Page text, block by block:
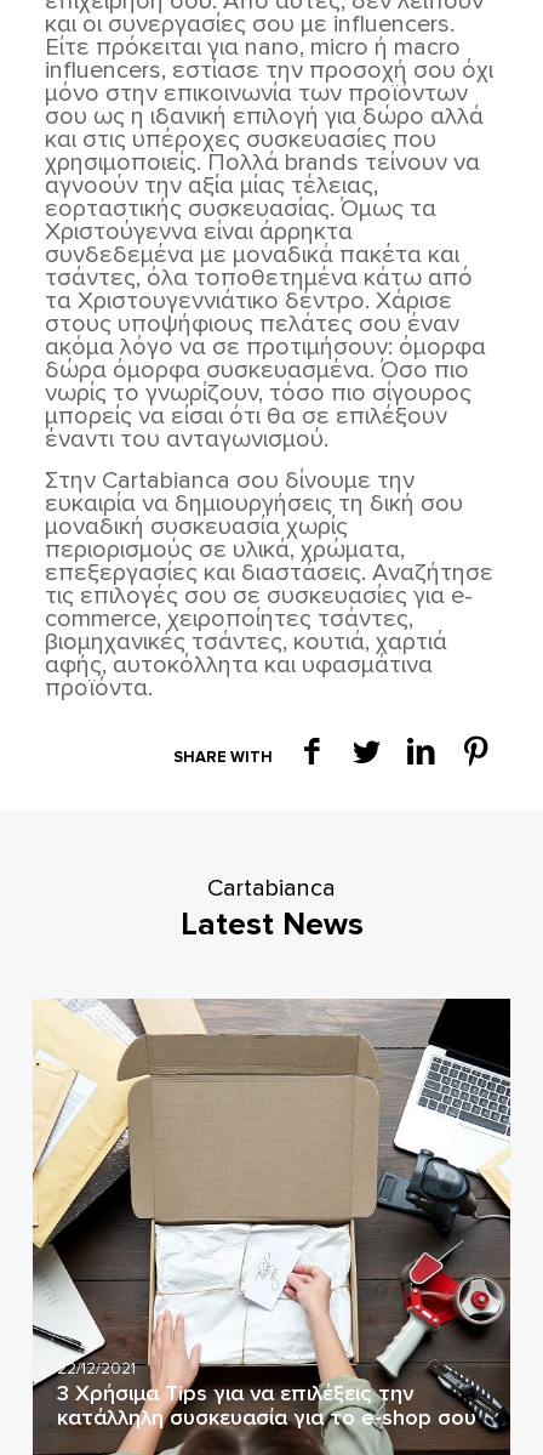
και οι συνεργασίες σου με influencers.
Είτε πρόκειται για nano, micro ή macro
influencers, εστίασε την προσοχή σου όχι
μόνο στην επικοινωνία των προϊόντων
σου ως η ιδανική επιλογή για δώρο αλλά
και στις υπέροχες συσκευασίες που
χρησιμοποιείς. Πολλά brands τείνουν να
αγνοούν την αξία μίας τέλειας,
εορταστικής συσκευασίας. Όμως τα
Χριστούγεννα είναι άρρηκτα
συνδεδεμένα με μοναδικά πακέτα και
τσάντες, όλα τοποθετημένα κάτω από
τα Χριστουγεννιάτικο δέντρο. Χάρισε
στους υποψήφιους πελάτες σου έναν
ακόμα λόγο να σε προτιμήσουν: όμορφα
δώρα όμορφα συσκευασμένα. Όσο πιο
νωρίς το γνωρίζουν, τόσο πιο σίγουρος
μπορείς να είσαι ότι θα σε επιλέξουν
έναντι του ανταγωνισμού.
Στην Cartabianca σου δίνουμε την
ευκαιρία να δημιουργήσεις τη δική σου
μοναδική συσκευασία χωρίς
περιορισμούς σε υλικά, χρώματα,
επεξεργασίες και διαστάσεις. Αναζήτησε
τις επιλογές σου σε συσκευασίες για e-
commerce, χειροποίητες τσάντες,
βιομηχανικές τσάντες, κουτιά, χαρτιά
αφής, αυτοκόλλητα και υφασμάτινα
προϊόντα.
SHARE WITH
Cartabianca
Latest News
22/12/2021
3 Χρήσιμα Tips για να επιλέξεις την
κατάλληλη συσκευασία για το e-shop σου